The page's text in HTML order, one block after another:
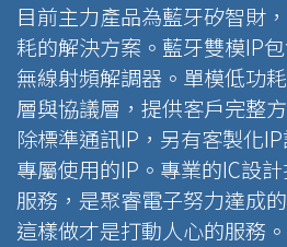
目前主力產品為藍牙矽智財
耗的解決方案。藍牙雙模IP
無線射頻解調器。單模低功
層與協議層，提供客戶完整
除標準通訊IP，另有客製化
專屬使用的IP。專業的IC設
服務，是聚睿電子努力達成
這樣做才是打動人心的服務。